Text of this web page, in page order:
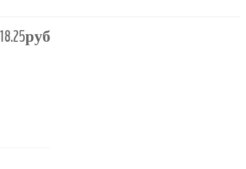
18.25руб